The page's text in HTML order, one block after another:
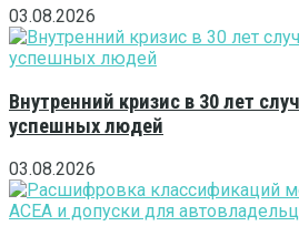
03.08.2026
Внутренний кризис в 30 лет
успешных людей
03.08.2026